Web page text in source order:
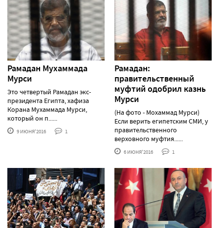
Рамадан Мухаммада
Мурси
Это четвертый Рамадан экс-
президента Египта, хафиза
Корана Мухаммада Мурси,
который он п......
9 ИЮНЯ'2016 1
Рамадан:
правительственный
муфтий одобрил казнь
Мурси
(На фото - Мохаммад Мурси)
Если верить египетским СМИ, у
правительственного
верховного муфтия......
6 ИЮНЯ'2016 1